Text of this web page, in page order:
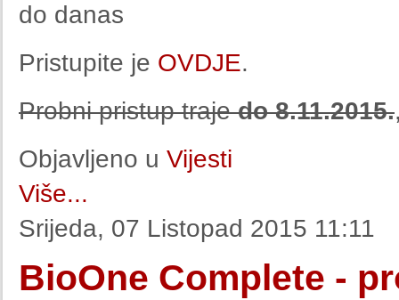
do danas
Pristupite je OVDJE.
Probni pristup trajedo 8.11.2015.
Objavljeno u Vijesti
Više...
Srijeda, 07 Listopad 2015 11:11
BioOne Complete -